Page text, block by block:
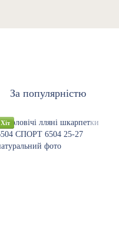
За популярністю
Хіт